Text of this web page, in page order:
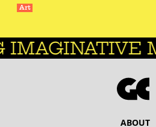
Art
MINDS.
ABOUT